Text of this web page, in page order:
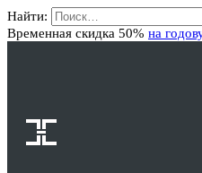
Найти:
Временная скидка 50% на